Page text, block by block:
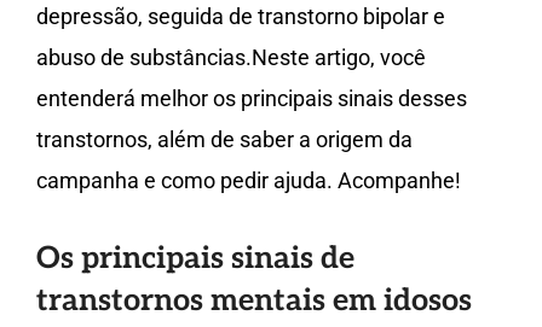
depressão, seguida de transtorno bipolar e
abuso de substâncias.Neste artigo, você
entenderá melhor os principais sinais desses
transtornos, além de saber a origem da
campanha e como pedir ajuda. Acompanhe!
Os principais sinais de
transtornos mentais em idosos